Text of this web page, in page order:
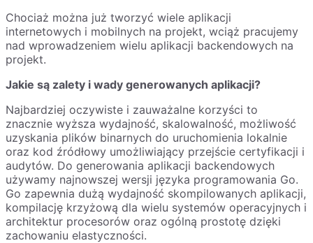
Chociaż można już tworzyć wiele aplikacji
internetowych i mobilnych na projekt, wciąż pracujemy
nad wprowadzeniem wielu aplikacji backendowych na
projekt.
Jakie są zalety i wady generowanych aplikacji?
Najbardziej oczywiste i zauważalne korzyści to
znacznie wyższa wydajność, skalowalność, możliwość
uzyskania plików binarnych do uruchomienia lokalnie
oraz kod źródłowy umożliwiający przejście certyfikacji i
audytów. Do generowania aplikacji backendowych
używamy najnowszej wersji języka programowania Go.
Go zapewnia dużą wydajność skompilowanych aplikacji,
kompilację krzyżową dla wielu systemów operacyjnych i
architektur procesorów oraz ogólną prostotę dzięki
zachowaniu elastyczności.